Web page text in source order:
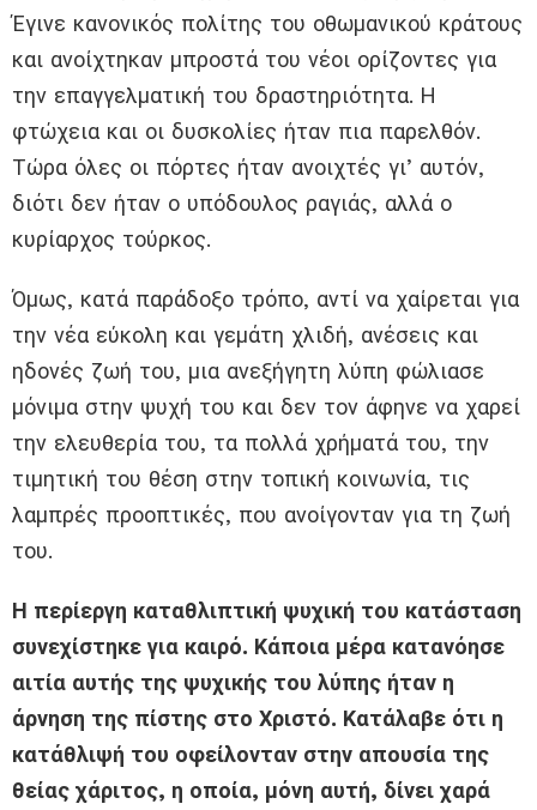
Έγινε κανονικός πολίτης του οθωμανικού κράτους
και ανοίχτηκαν μπροστά του νέοι ορίζοντες για
την επαγγελματική του δραστηριότητα. Η
φτώχεια και οι δυσκολίες ήταν πια παρελθόν.
Τώρα όλες οι πόρτες ήταν ανοιχτές γι’ αυτόν,
διότι δεν ήταν ο υπόδουλος ραγιάς, αλλά ο
κυρίαρχος τούρκος.
Όμως, κατά παράδοξο τρόπο, αντί να χαίρεται για
την νέα εύκολη και γεμάτη χλιδή, ανέσεις και
ηδονές ζωή του, μια ανεξήγητη λύπη φώλιασε
μόνιμα στην ψυχή του και δεν τον άφηνε να χαρεί
την ελευθερία του, τα πολλά χρήματά του, την
τιμητική του θέση στην τοπική κοινωνία, τις
λαμπρές προοπτικές, που ανοίγονταν για τη ζωή
του.
Η περίεργη καταθλιπτική ψυχική του κατάσταση
συνεχίστηκε για καιρό. Κάποια μέρα κατανόησε
αιτία αυτής της ψυχικής του λύπης ήταν η
άρνηση της πίστης στο Χριστό. Κατάλαβε ότι η
κατάθλιψή του οφείλονταν στην απουσία της
θείας χάριτος, η οποία, μόνη αυτή, δίνει χαρά